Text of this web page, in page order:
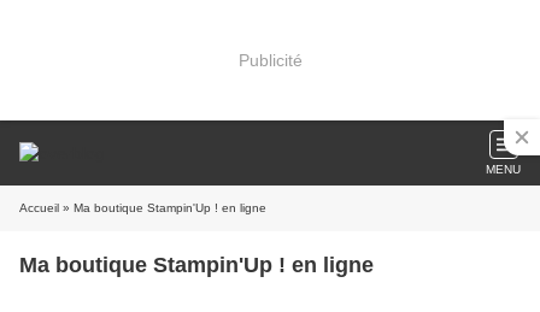
Publicité
MENU
Accueil » Ma boutique Stampin'Up ! en ligne
Ma boutique Stampin'Up ! en ligne